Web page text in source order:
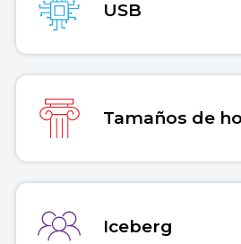
USB
Tamaños de
Iceberg